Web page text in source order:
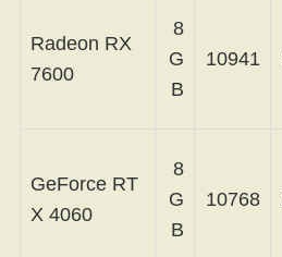
Radeon RX
7600
8
G
B
10941
GeForce RT
X 4060
8
G
B
10768